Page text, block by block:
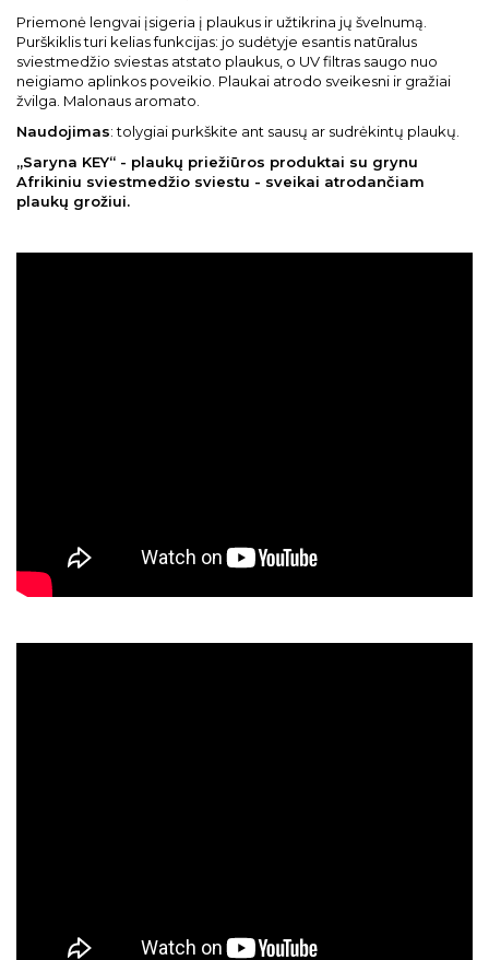
Priemonė lengvai įsigeria į plaukus ir užtikrina jų švelnumą.
Purškiklis turi kelias funkcijas: jo sudėtyje esantis natūralus
sviestmedžio sviestas atstato plaukus, o UV filtras saugo nuo
neigiamo aplinkos poveikio. Plaukai atrodo sveikesni ir gražiai
žvilga. Malonaus aromato.
Naudojimas: tolygiai purkškite ant sausų ar sudrėkintų plaukų.
„Saryna KEY“ - plaukų priežiūros produktai su grynu
Afrikiniu sviestmedžio sviestu - sveikai atrodančiam
plaukų grožiui.